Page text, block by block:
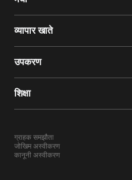
व्यापार खाते
उपकरण
शिक्षा
ग्राहक समझौता
जोखिम अस्वीकरण
कानूनी अस्वीकरण